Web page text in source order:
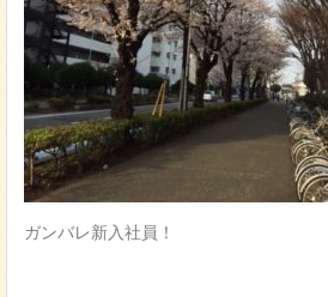
ガンバレ新入社員！